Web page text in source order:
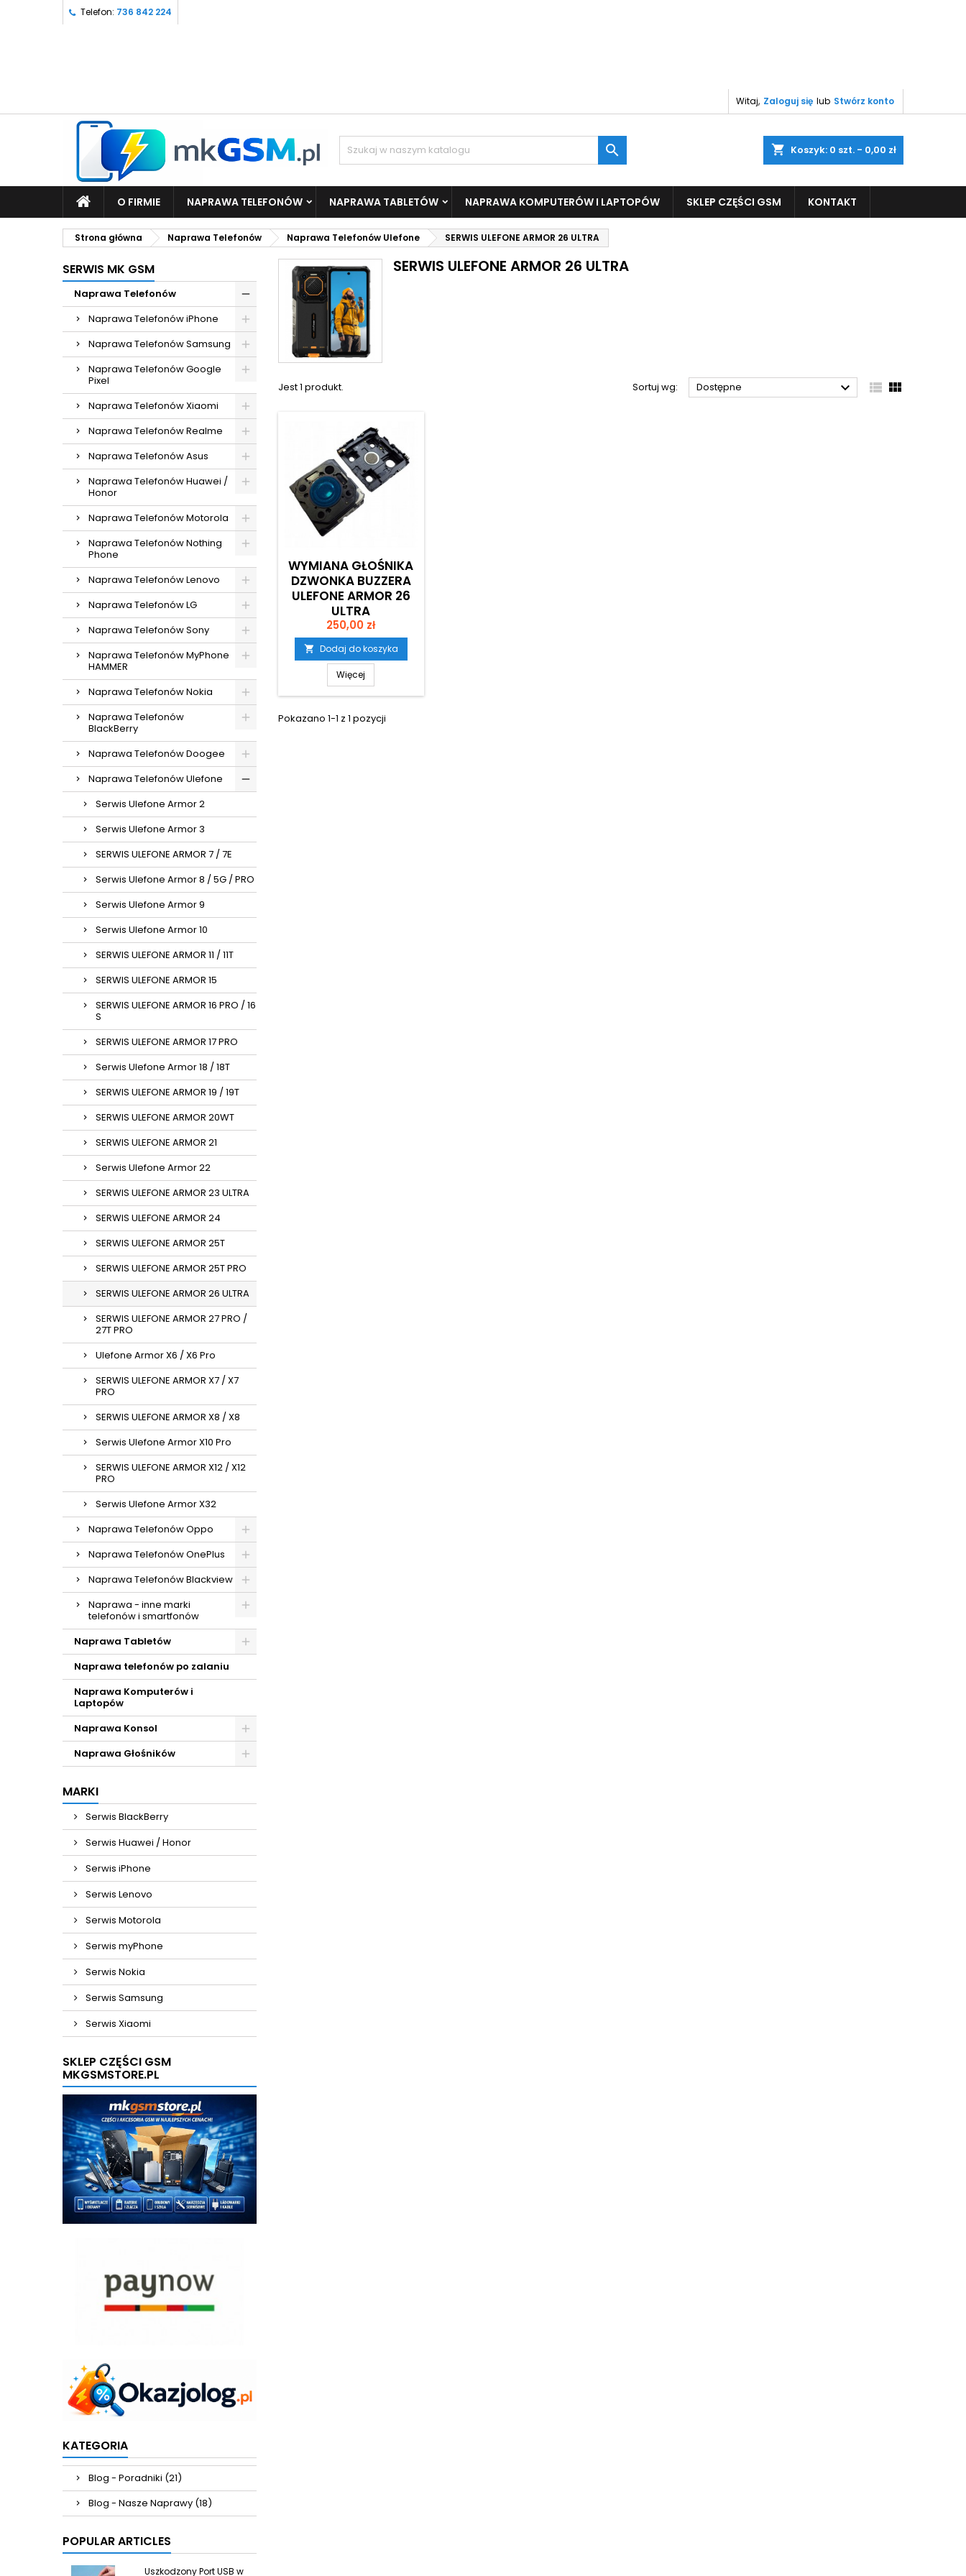
Telefon: 736 842 224
Witaj, Zaloguj się lub Stwórz konto
shopping_cart Koszyk: 0 szt. - 0,00 zł

O FIRMIE NAPRAWA TELEFONÓW NAPRAWA TABLETÓW NAPRAWA KOMPUTERÓW I LAPTOPÓW SKLEP CZĘŚCI GSM KONTAKT
Strona główna Naprawa Telefonów Naprawa Telefonów Ulefone SERWIS ULEFONE ARMOR 26 ULTRA
SERWIS MK GSM
Naprawa Telefonów
Naprawa Telefonów iPhone
Naprawa Telefonów Samsung
Naprawa Telefonów Google
Pixel
Naprawa Telefonów Xiaomi
Naprawa Telefonów Realme
Naprawa Telefonów Asus
Naprawa Telefonów Huawei /
Honor
Naprawa Telefonów Motorola
Naprawa Telefonów Nothing
Phone
Naprawa Telefonów Lenovo
Naprawa Telefonów LG
Naprawa Telefonów Sony
Naprawa Telefonów MyPhone
HAMMER
Naprawa Telefonów Nokia
Naprawa Telefonów
BlackBerry
Naprawa Telefonów Doogee
Naprawa Telefonów Ulefone
Serwis Ulefone Armor 2
Serwis Ulefone Armor 3
SERWIS ULEFONE ARMOR 7 / 7E
Serwis Ulefone Armor 8 / 5G / PRO
Serwis Ulefone Armor 9
Serwis Ulefone Armor 10
SERWIS ULEFONE ARMOR 11 / 11T
SERWIS ULEFONE ARMOR 15
SERWIS ULEFONE ARMOR 16 PRO / 16
S
SERWIS ULEFONE ARMOR 17 PRO
Serwis Ulefone Armor 18 / 18T
SERWIS ULEFONE ARMOR 19 / 19T
SERWIS ULEFONE ARMOR 20WT
SERWIS ULEFONE ARMOR 21
Serwis Ulefone Armor 22
SERWIS ULEFONE ARMOR 23 ULTRA
SERWIS ULEFONE ARMOR 24
SERWIS ULEFONE ARMOR 25T
SERWIS ULEFONE ARMOR 25T PRO
SERWIS ULEFONE ARMOR 26 ULTRA
SERWIS ULEFONE ARMOR 27 PRO /
27T PRO
Ulefone Armor X6 / X6 Pro
SERWIS ULEFONE ARMOR X7 / X7
PRO
SERWIS ULEFONE ARMOR X8 / X8
Serwis Ulefone Armor X10 Pro
SERWIS ULEFONE ARMOR X12 / X12
PRO
Serwis Ulefone Armor X32
Naprawa Telefonów Oppo
Naprawa Telefonów OnePlus
Naprawa Telefonów Blackview
Naprawa - inne marki
telefonów i smartfonów
Naprawa Tabletów
Naprawa telefonów po zalaniu
Naprawa Komputerów i
Laptopów
Naprawa Konsol
Naprawa Głośników
MARKI
Serwis BlackBerry
Serwis Huawei / Honor
Serwis iPhone
Serwis Lenovo
Serwis Motorola
Serwis myPhone
Serwis Nokia
Serwis Samsung
Serwis Xiaomi
SKLEP CZĘŚCI GSM
MKGSMSTORE.PL
KATEGORIA
Blog - Poradniki (21)
Blog - Nasze Naprawy (18)
POPULAR ARTICLES
Uszkodzony Port USB w
SERWIS ULEFONE ARMOR 26 ULTRA
Jest 1 produkt. Sortuj wg: Dostępne   
WYMIANA GŁOŚNIKA
DZWONKA BUZZERA
ULEFONE ARMOR 26
ULTRA
Cena
250,00 zł
 Dodaj do koszyka
Więcej
Pokazano 1-1 z 1 pozycji